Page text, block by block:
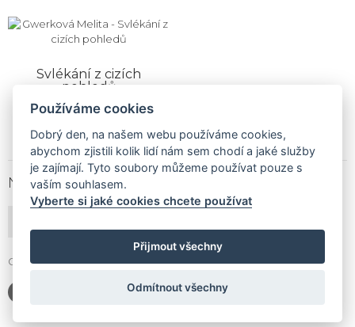
Svlékání z cizích
pohledů
1900 €
NEWSLETTER
Gallery Gwerk © Copyright 2017 - 2026 | Dizajn by4MEMEDIA
Používáme cookies
Dobrý den, na našem webu používáme cookies,
abychom zjistili kolik lidí nám sem chodí a jaké služby
je zajímají. Tyto soubory můžeme používat pouze s
vaším souhlasem.
Vyberte si jaké cookies chcete používat
Přijmout všechny
Odmítnout všechny